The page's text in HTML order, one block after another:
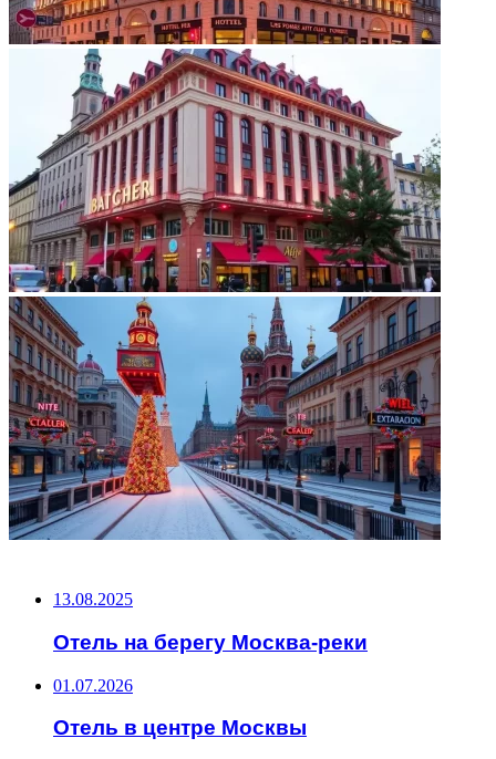
13.08.2025
Отель на берегу Москва-реки
01.07.2026
Отель в центре Москвы